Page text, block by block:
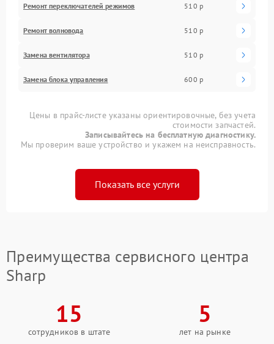
Ремонт переключателей режимов 510 р
Ремонт волновода 510 р
Замена вентилятора 510 р
Замена блока управления 600 р
Цены в прайс-листе указаны ориентировочные, без учета
стоимости запчастей.
Записывайтесь на бесплатную диагностику.
Мы проверим ваше устройство и укажем на неисправность.
Показать все услуги
Преимущества сервисного центра
Sharp
15
сотрудников в штате
5
лет на рынке